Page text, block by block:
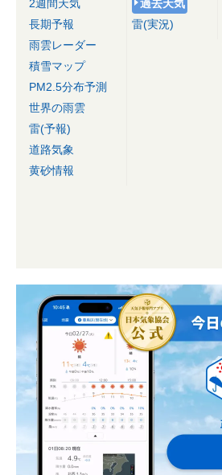
2週間天気
長期予報
雨雲レーダー
積雪マップ
PM2.5分布予測
世界の雨雲
雷(予報)
道路気象
黄砂情報
過去天気
雷(実況)